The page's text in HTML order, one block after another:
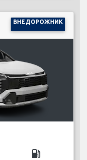
ВНЕДОРОЖНИК
local_gas_station